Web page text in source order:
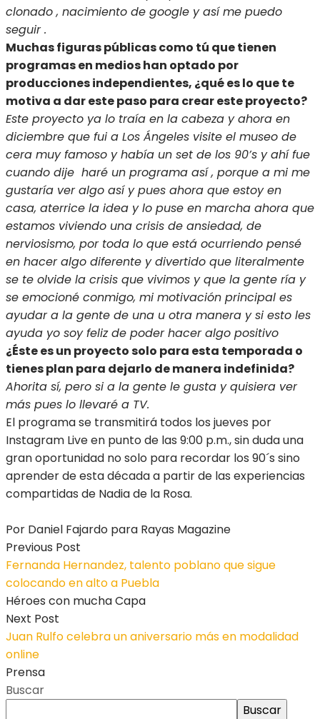
clonado , nacimiento de google y así me puedo
seguir .
Muchas figuras públicas como tú que tienen
programas en medios han optado por
producciones independientes, ¿qué es lo que te
motiva a dar este paso para crear este proyecto?
Este proyecto ya lo traía en la cabeza y ahora en
diciembre que fui a Los Ángeles visite el museo de
cera muy famoso y había un set de los 90’s y ahí fue
cuando dije haré un programa así , porque a mi me
gustaría ver algo así y pues ahora que estoy en
casa, aterrice la idea y lo puse en marcha ahora que
estamos viviendo una crisis de ansiedad, de
nerviosismo, por toda lo que está ocurriendo pensé
en hacer algo diferente y divertido que literalmente
se te olvide la crisis que vivimos y que la gente ría y
se emocioné conmigo, mi motivación principal es
ayudar a la gente de una u otra manera y si esto les
ayuda yo soy feliz de poder hacer algo positivo
¿Éste es un proyecto solo para esta temporada o
tienes plan para dejarlo de manera indefinida?
Ahorita sí, pero si a la gente le gusta y quisiera ver
más pues lo llevaré a TV.
El programa se transmitirá todos los jueves por
Instagram Live en punto de las 9:00 p.m., sin duda una
gran oportunidad no solo para recordar los 90´s sino
aprender de esta década a partir de las experiencias
compartidas de Nadia de la Rosa.
Por Daniel Fajardo para Rayas Magazine
Previous Post
Fernanda Hernandez, talento poblano que sigue
colocando en alto a Puebla
Héroes con mucha Capa
Next Post
Juan Rulfo celebra un aniversario más en modalidad
online
Prensa
Buscar
Buscar